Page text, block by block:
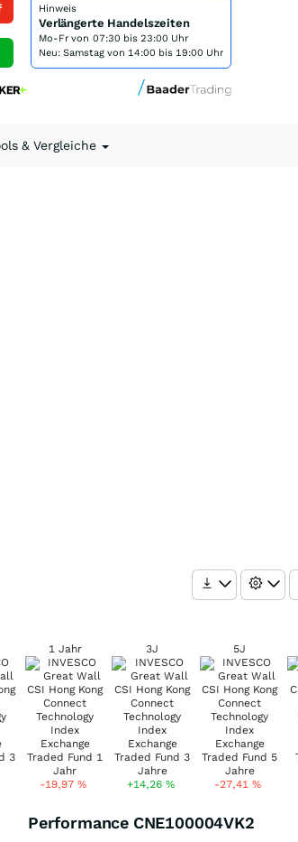
Hinweis
Verlängerte Handelszeiten
Mo-Fr von 07:30 bis 23:00 Uhr
Neu: Samstag von 14:00 bis 19:00 Uhr
& Vergleiche
1 Jahr
-19,97%
3J
+14,26 %
5J
-27,41%
Performance CNE100004VK2